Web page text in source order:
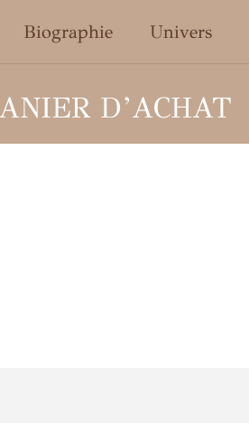
Biographie Univers
D’ACHAT